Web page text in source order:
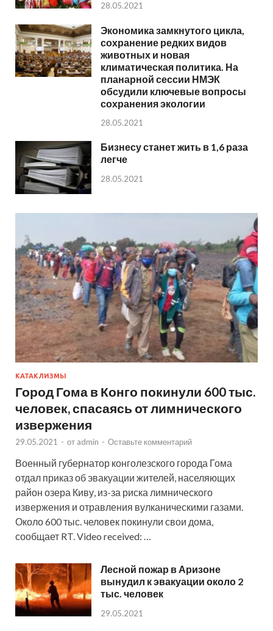
28.05.2021
Экономика замкнутого цикла,
сохранение редких видов
животных и новая
климатическая политика. На
планарной сессии НМЭК
обсудили ключевые вопросы
сохранения экологии
28.05.2021
Бизнесу станет жить в 1,6 раза
легче
28.05.2021
КАТАКЛИЗМЫ
Город Гома в Конго покинули 600 тыс.
человек, спасаясь от лимнического
извержения
29.05.2021 - от admin - Оставьте комментарий
Военный губернатор конголезского города Гома
отдал приказ об эвакуации жителей, населяющих
район озера Киву, из-за риска лимнического
извержения и отравления вулканическими газами.
Около 600 тыс. человек покинули свои дома,
сообщает RT. Video received: …
Лесной пожар в Аризоне
вынудил к эвакуации около 2
тыс. человек
29.05.2021